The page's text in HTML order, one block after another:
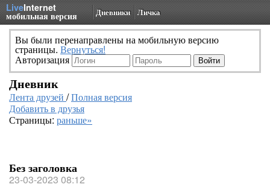
LiveInternet
мобильная версия Дневники Личка
Вы были перенаправлены на мобильную версию
страницы. Вернуться!
Авторизация
Дневник
Лента друзей /Полная версия
Добавить в друзья
Страницы: раньше»
Без заголовка
23-03-2023 08:12